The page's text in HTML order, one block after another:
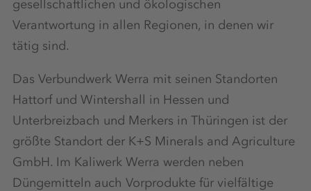
gesellschaftlichen und ökologischen
Verantwortung in allen Regionen, in denen wir
tätig sind.
Das Verbundwerk Werra mit seinen Standorten
Hattorf und Wintershall in Hessen und
Unterbreizbach und Merkers in Thüringen ist der
größte Standort der K+S Minerals and Agriculture
GmbH. Im Kaliwerk Werra werden neben
Düngemitteln auch Vorprodukte für vielfältige